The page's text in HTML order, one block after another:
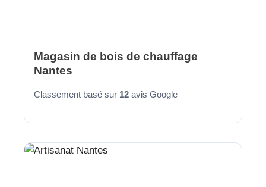
Magasin de bois de chauffage
Nantes
Classement basé sur 12 avis Google